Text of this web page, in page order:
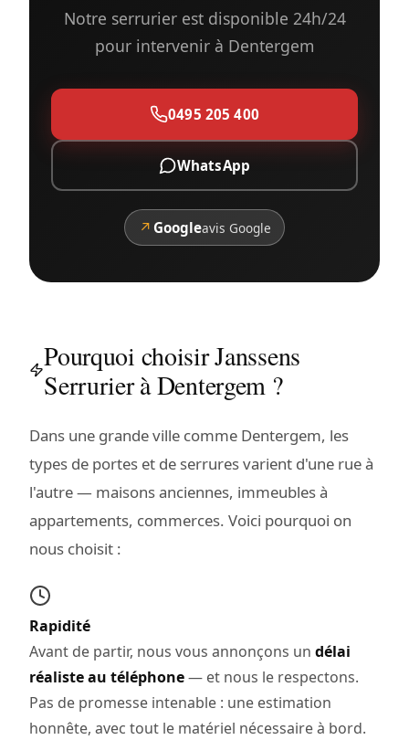
Notre serrurier est disponible 24h/24
pour intervenir à Dentergem
0495 205 400
WhatsApp
↗ Googleavis Google
Pourquoi choisir Janssens
Serrurier à Dentergem ?
Dans une grande ville comme Dentergem, les
types de portes et de serrures varient d'une rue à
l'autre — maisons anciennes, immeubles à
appartements, commerces. Voici pourquoi on
nous choisit :
Rapidité
Avant de partir, nous vous annonçons un délai
réaliste au téléphone— et nous le respectons.
Pas de promesse intenable : une estimation
honnête, avec tout le matériel nécessaire à bord.